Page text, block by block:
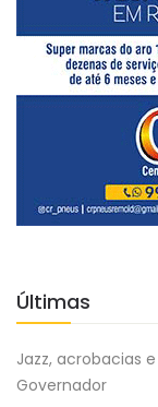
Últimas
Jazz, acrobacias
Governador